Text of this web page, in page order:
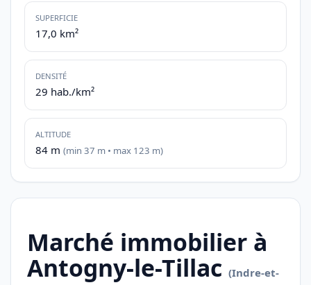
SUPERFICIE
17,0 km²
DENSITÉ
29 hab./km²
ALTITUDE
84 m (min 37 m • max 123 m)
Marché immobilier à
Antogny-le-Tillac (Indre-et-